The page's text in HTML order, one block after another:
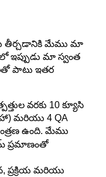
తీర్చడానికి మేము మా
ఇప్పుడు మా స్వంత
పాటు ఇతర
వరకు 10 క్యూసి
మరియు 4 QA
ఉంది. మేము
ప్రమాణంతో
ప్రక్రియ మరియు